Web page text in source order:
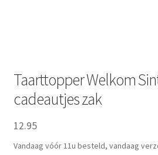
Cadeautjes
Alle producten
Taarttopper Welkom
cadeautjes zak
12.95
Vandaag vóór 11u besteld, vandaag